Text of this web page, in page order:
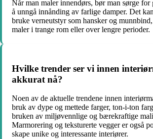
Når man maler innendørs, bør man sørge
å unngå innånding av farlige damper. Det
bruke verneutstyr som hansker og
maler i trange rom eller over lengre perioder.
Hvilke trender ser vi innen
akkurat nå?
Noen av de aktuelle trendene innen
bruk av dype og mettede farger, ton-i-ton
bruken av miljøvennlige og bærekraftige
Marmorering og teksturerte vegger er også
skape unike og interessante interiører.